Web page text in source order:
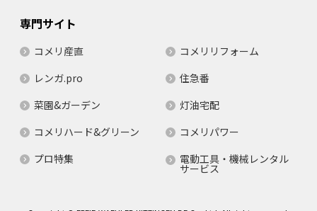
専門サイト
コメリ産直
コメリリフォーム
レンガ.pro
住急番
菜園&ガーデン
灯油宅配
コメリハード&グリーン
コメリパワー
プロ特集
電動工具・機械レンタル
サービス